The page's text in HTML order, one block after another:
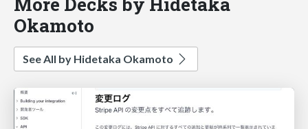
Okamoto
See All by Hidetaka Okamoto